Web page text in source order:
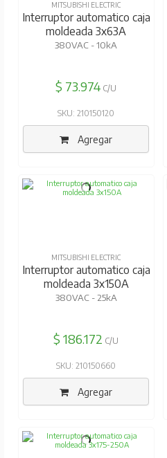
MITSUBISHI ELECTRIC
Interruptor automatico caja
moldeada 3x63A
380VAC - 10kA
$ 73.974 C/U
SKU: 210150120
Agregar
MITSUBISHI ELECTRIC
Interruptor automatico caja
moldeada 3x150A
380VAC - 25kA
$ 186.172 C/U
SKU: 210150660
Agregar